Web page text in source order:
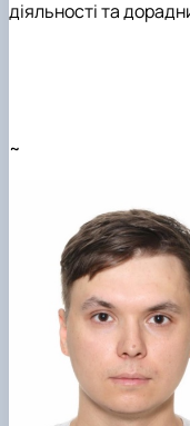
діяльності та
~